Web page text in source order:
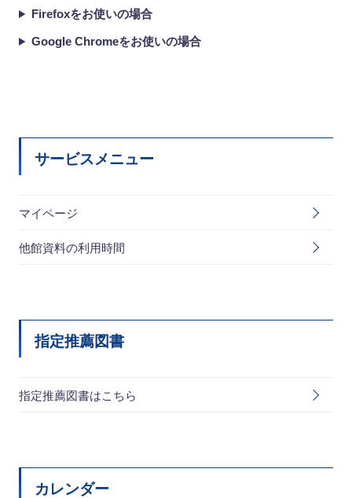
Firefoxをお使いの場合
Google Chromeをお使いの場合
サービスメニュー
マイページ
他館資料の利用時間
指定推薦図書
指定推薦図書はこちら
カレンダー